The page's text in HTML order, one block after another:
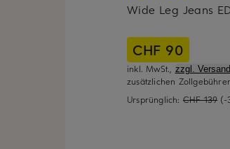
Wide Leg Jeans
CHF 90
inkl. MwSt., zzgl.
zusätzlichen
Ursprünglich: CHF 139 (-